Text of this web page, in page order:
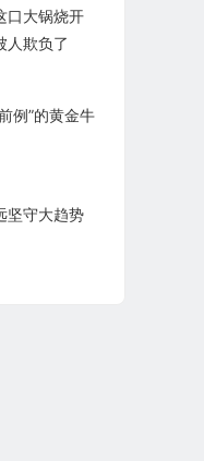
房贷锁定效应
口大锅烧开
人欺负了
例”的黄金牛
坚守大趋势